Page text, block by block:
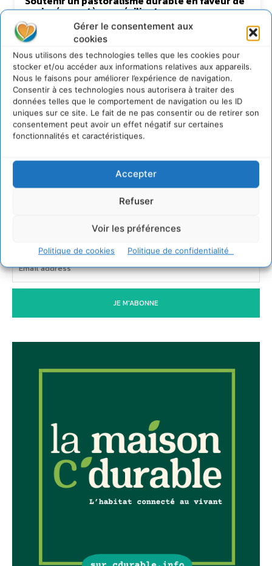
Gérer le consentement aux
cookies
Nous utilisons des technologies telles que les cookies pour
stocker et/ou accéder aux informations relatives aux appareils.
Nous le faisons pour améliorer l’expérience de navigation.
Consentir à ces technologies nous autorisera à traiter des
données telles que le comportement de navigation ou les ID
uniques sur ce site. Le fait de ne pas consentir ou de retirer son
consentement peut avoir un effet négatif sur certaines
fonctionnalités et caractéristiques.
Accepter
Refuser
Voir les préférences
Politique de cookies Politique de confidentialité
socio-écosystèmes résilients
6 août 2026
S’inspirer de l’arbre pour un modèle
économique régénératif du vivant …
5 août 2026
IPBES : le « GIEC de la biodiversité » appelle les
entreprises à devenir des alliées du vivant
4 août 2026
Comment le sol français a perdu sa mémoire
hydrique et déréglé tout le territoire (2020-
2 août 2026
Newsletter
JE M'ABONNE